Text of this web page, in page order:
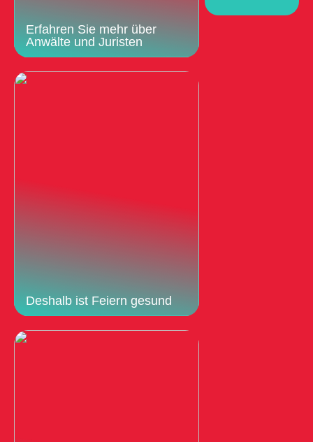
Erfahren Sie mehr über
Anwälte und Juristen
Deshalb ist Feiern gesund